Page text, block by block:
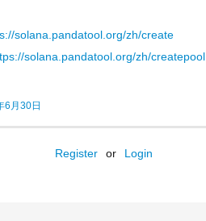
solana.pandatool.org/zh/create
solana.pandatool.org/zh/createpool
6月30日
Register or Login